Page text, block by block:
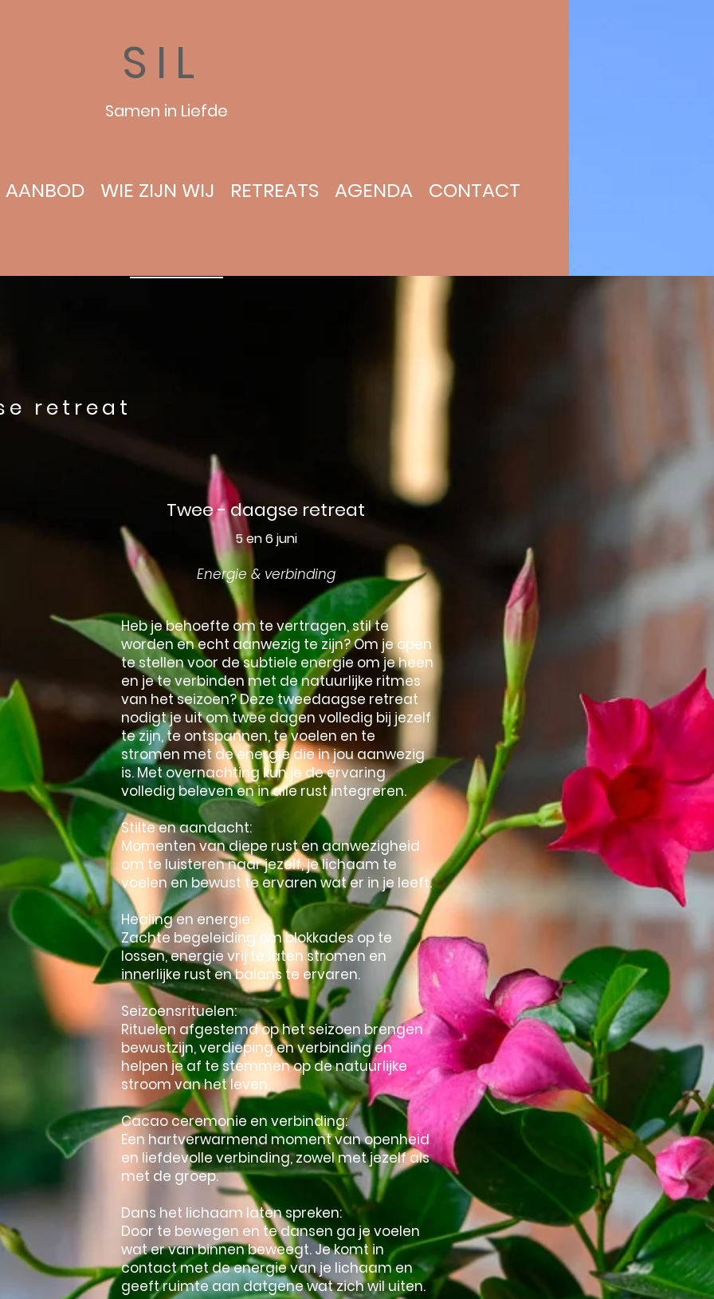
SIL
Samen in Liefde
AANBOD WIE ZIJN WIJ RETREATS AGENDA CONTACT
retreat
Twee - daagse retreat
5 en 6 juni
Heb je behoefte om te vertragen, stil te
worden en echt aanwezig te zijn? Om je open
te stellen voor de subtiele energie om je heen
en je te verbinden met de natuurlijke ritmes
van het seizoen? Deze tweedaagse retreat
nodigt je uit om twee dagen volledig bij jezelf
te zijn, te ontspannen, te voelen en te
stromen met de energie die in jou aanwezig
is. Met overnachting kun je de ervaring
volledig beleven en in alle rust integreren.
Stilte en aandacht:
Momenten van diepe rust en aanwezigheid
om te luisteren naar jezelf, je lichaam te
voelen en bewust te ervaren wat er in je leeft.
Healing en energie:
Zachte begeleiding om blokkades op te
lossen, energie vrij te laten stromen en
innerlijke rust en balans te ervaren.
Seizoensrituelen:
Rituelen afgestemd op het seizoen brengen
bewustzijn, verdieping en verbinding en
helpen je af te stemmen op de natuurlijke
stroom van het leven.
Cacao ceremonie en verbinding:
Een hartverwarmend moment van openheid
en liefdevolle verbinding, zowel met jezelf als
met de groep.
Dans het lichaam laten spreken:
Door te bewegen en te dansen ga je voelen
wat er van binnen beweegt. Je komt in
contact met de energie van je lichaam en
geeft ruimte aan datgene wat zich wil uiten.
Energie & verbinding